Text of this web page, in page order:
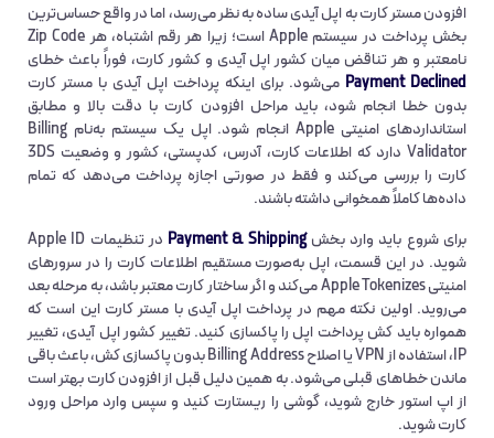
افزودن مستر کارت به اپل آیدی ساده به نظر می‌رسد، اما در واقع حساس‌ترین
بخش پرداخت در سیستم Apple است؛ زیرا هر رقم اشتباه، هر Zip Code
نامعتبر و هر تناقض میان کشور اپل آیدی و کشور کارت، فوراً باعث خطای
Payment Declined می‌شود. برای اینکه پرداخت اپل آیدی با مستر کارت
بدون خطا انجام شود، باید مراحل افزودن کارت با دقت بالا و مطابق
استانداردهای امنیتی Apple انجام شود. اپل یک سیستم به‌نام Billing
Validator دارد که اطلاعات کارت، آدرس، کدپستی، کشور و وضعیت 3DS
کارت را بررسی می‌کند و فقط در صورتی اجازه پرداخت می‌دهد که تمام
داده‌ها کاملاً همخوانی داشته باشند.
برای شروع باید وارد بخشPayment & Shipping
در تنظیمات Apple ID
شوید. در این قسمت، اپل به‌صورت مستقیم اطلاعات کارت را در سرورهای
امنیتی Apple Tokenizes می‌کند و اگر ساختار کارت معتبر باشد، به مرحله بعد
می‌روید. اولین نکته مهم در پرداخت اپل آیدی با مستر کارت این است که
همواره باید کش پرداخت اپل را پاکسازی کنید. تغییر کشور اپل آیدی، تغییر
IP، استفاده از VPN یا اصلاح Billing Address بدون پاکسازی کش، باعث باقی
ماندن خطاهای قبلی می‌شود. به همین دلیل قبل از افزودن کارت بهتر است
از اپ استور خارج شوید، گوشی را ریستارت کنید و سپس وارد مراحل ورود
کارت شوید.